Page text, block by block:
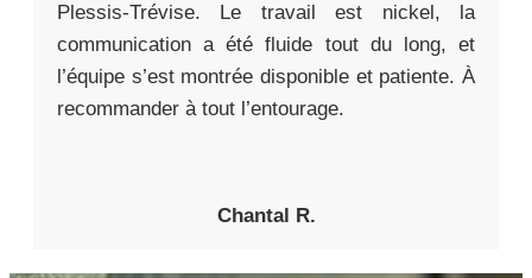
Plessis-Trévise. Le travail est nickel, la
communication a été fluide tout du long, et
l’équipe s’est montrée disponible et patiente. À
recommander à tout l’entourage.
Chantal R.